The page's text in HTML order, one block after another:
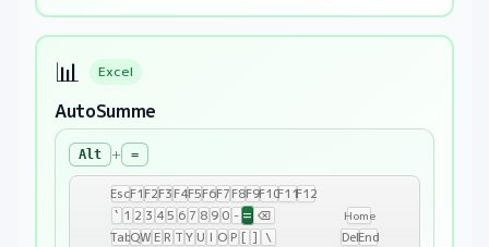
📊 Excel
AutoSumme
Alt + =
EscF1F2F3F4F5F6F7F8F9F10F11F12
` 1 2 3 45 6 7 8 9 0 -= ⌫
TabQWE R T Y U I OP [ ] \
Home
DelEnd